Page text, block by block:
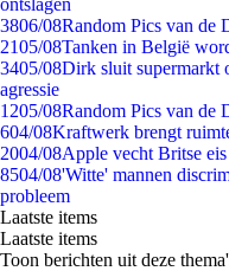
ontslagen
3806/08Random Pics van de
2105/08Tanken in België
3405/08Dirk sluit supermarkt
agressie
1205/08Random Pics van de
604/08Kraftwerk brengt
2004/08Apple vecht Britse
8504/08'Witte' mannen
probleem
Laatste items
Laatste items
Toon berichten uit deze